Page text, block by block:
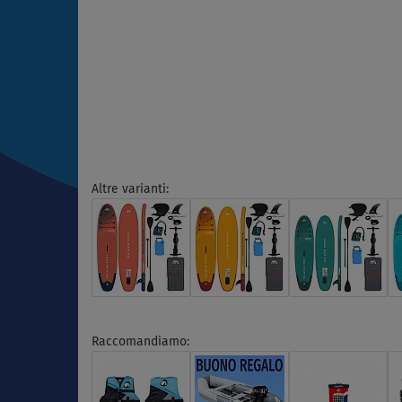
Altre varianti:
Raccomandiamo: